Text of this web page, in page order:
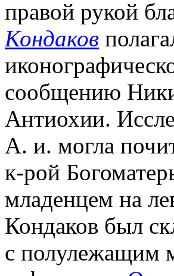
правой рукой
Кондаков
сообщению
Антиохии.
А. и. могла
к-рой
младенцем на
Кондаков был
с полулежащим